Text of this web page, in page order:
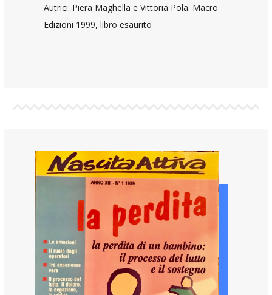
Autrici: Piera Maghella e Vittoria Pola. Macro
Edizioni 1999, libro esaurito